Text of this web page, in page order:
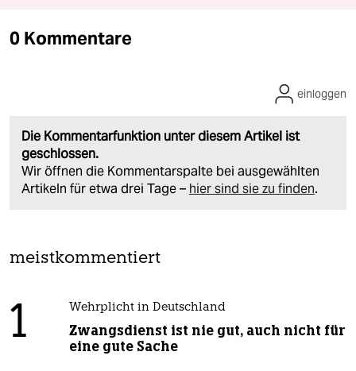
0 Kommentare
Die Kommentarfunktion unter diesem Artikel ist
geschlossen.
Wir öffnen die Kommentarspalte bei ausgewählten
Artikeln für etwa drei Tage – hier sind sie zu finden.
einloggen
meistkommentiert
1 Wehrplicht in Deutschland
Zwangsdienst ist nie gut, auch nicht für
eine gute Sache